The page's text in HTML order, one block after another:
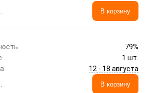
В корзину
79%
1 шт.
12 - 18 августа
В корзину